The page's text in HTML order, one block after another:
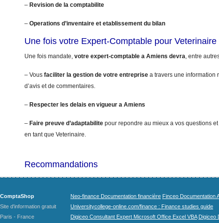
– Revision de la comptabilite
– Operations d’inventaire et etablissement du bilan
Une fois votre Expert-Comptable pour
Une fois mandate, votre expert-comptable a Amiens devra, entre
– Vous faciliter la gestion de votre entreprise a travers une information
d’avis et de commentaires.
– Respecter les delais en vigueur a Amiens
– Faire preuve d’adaptabilite pour repondre au mieux a vos questions
en tant que Veterinaire.
Recommandations
ComptaShop
Site d'information gratuit
Paris - France
Neo-finance Documentation financière Finceo Documentation
Universitycollege-online.com/finance : Finance studies guide
Digiceo Consultant Expert Microsoft Office Excel VBA Digiceo